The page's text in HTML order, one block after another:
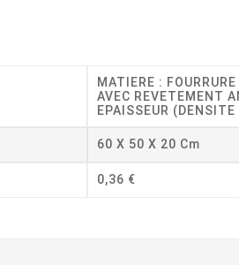
MATIERE :
AVEC REVETEMENT
EPAISSEUR
60 X 50 X 20 Cm
0,36 €